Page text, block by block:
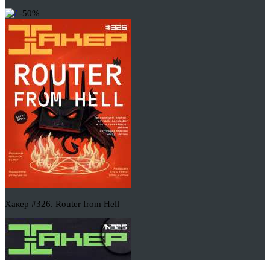
-50%
Хакер #326. Router from Hell